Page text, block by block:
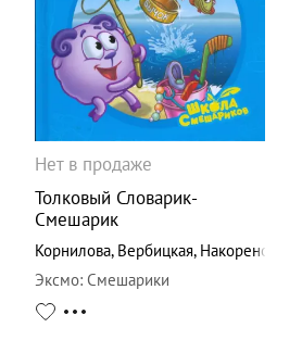
Нет в продаже
Толковый Словарик-
Смешарик
Корнилова, Вербицкая, Накоренок
Эксмо: Смешарики